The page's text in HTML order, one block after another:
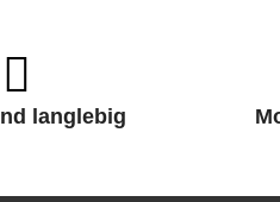
langlebig